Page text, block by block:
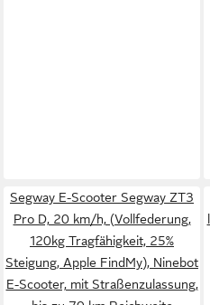
Segway E-Scooter Segway ZT3
Pro D, 20 km/h, (Vollfederung,
120kg Tragfähigkeit, 25%
Steigung, Apple FindMy), Ninebot
E-Scooter, mit Straßenzulassung,